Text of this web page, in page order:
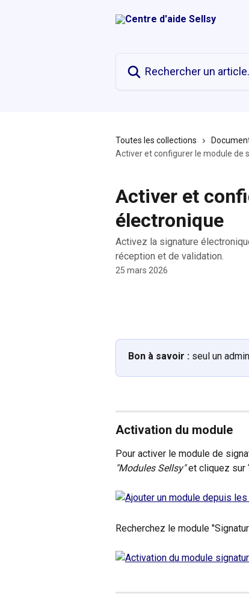
Toutes les collections
Activer et configurer le module de
Activer et
électronique
Activez la signature
réception et de validation.
25 mars 2026
Bon à savoir : seul un
Activation du module
Pour activer le module de
"Modules Sellsy" et cliquez sur
Recherchez le module